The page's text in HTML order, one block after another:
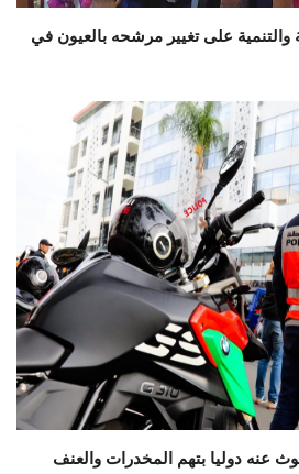
والتنمية على تغيير مرشحه بالعيون في
عنه دوليا بتهم المخدرات والعنف